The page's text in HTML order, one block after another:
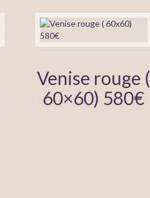
Venise rouge (
60×60) 580€